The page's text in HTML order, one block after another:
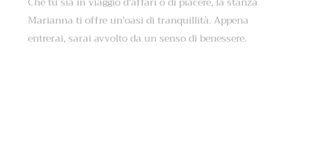
Marianna ti offre un'oasi di tranquillità. Appena
entrerai, sarai avvolto da un senso di benessere.